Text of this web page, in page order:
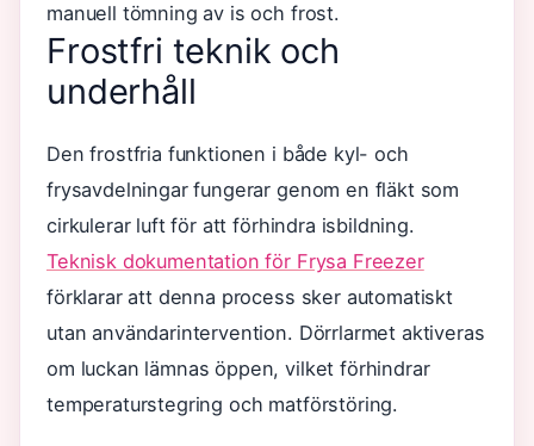
manuell tömning av is och frost.
Frostfri teknik och
underhåll
Den frostfria funktionen i både kyl- och
frysavdelningar fungerar genom en fläkt som
cirkulerar luft för att förhindra isbildning.
Teknisk dokumentation för Frysa Freezer
förklarar att denna process sker automatiskt
utan användarintervention. Dörrlarmet aktiveras
om luckan lämnas öppen, vilket förhindrar
temperaturstegring och matförstöring.